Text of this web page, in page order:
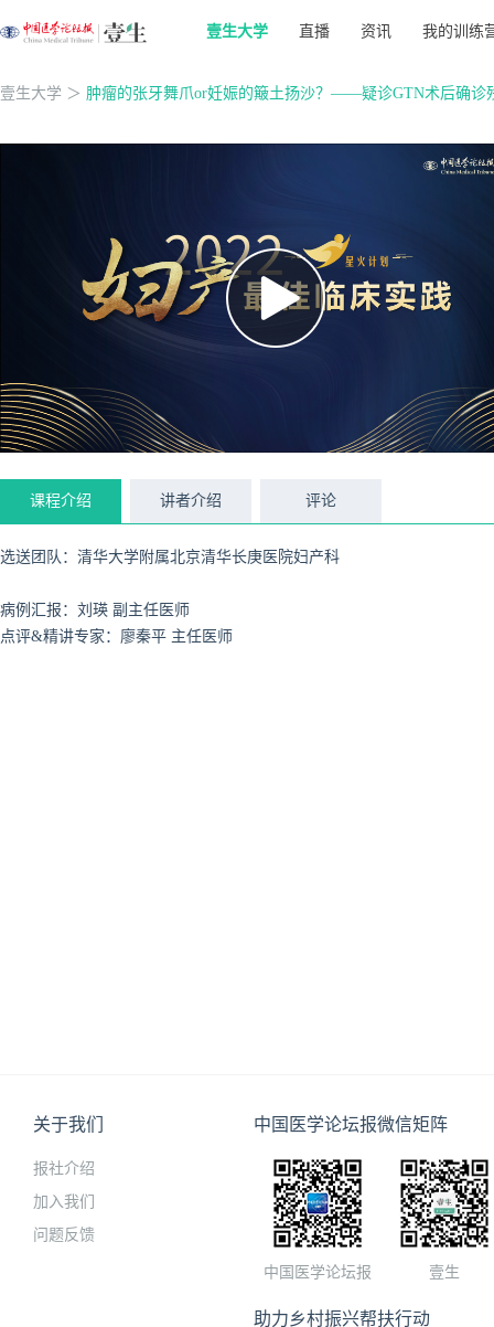
壹生大学 直播 资讯 我的训练
壹生大学 ＞ 肿瘤的张牙舞爪or妊娠的簸土扬沙？——疑诊GTN术后确诊
课程介绍 讲者介绍 评论
选送团队：清华大学附属北京清华长庚医院妇产科
病例汇报：刘瑛 副主任医师
点评&精讲专家：廖秦平 主任医师
关于我们
报社介绍
加入我们
问题反馈
中国医学论坛报微信矩阵
中国医学论坛报 壹生
助力乡村振兴帮扶行动